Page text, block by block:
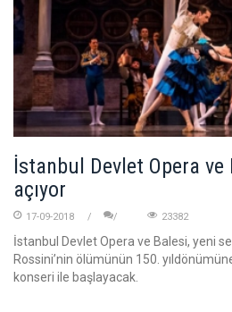
İstanbul Devlet Opera ve
açıyor
17-09-2018 23382
İstanbul Devlet Opera ve Balesi, yeni
Rossini’nin ölümünün 150.
konseri ile başlayacak.